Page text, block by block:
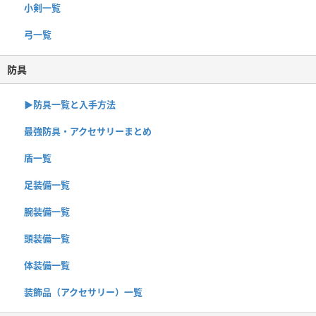
小剣一覧
弓一覧
防具
▶︎防具一覧と入手方法
最強防具・アクセサリーまとめ
盾一覧
足装備一覧
腕装備一覧
頭装備一覧
体装備一覧
装飾品（アクセサリー）一覧